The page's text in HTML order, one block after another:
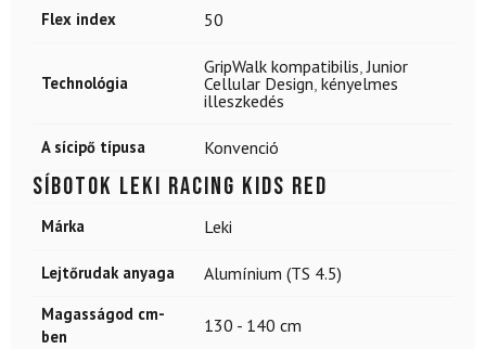
Flex index 50
Technológia
GripWalk kompatibilis,Junior
Cellular Design, kényelmes
illeszkedés
A sícipő típusa Konvenció
Síbotok LEKI Racing Kids Red
Márka Leki
Lejtőrudak anyaga Alumínium (TS 4.5)
Magasságod cm-
ben
130 - 140 cm